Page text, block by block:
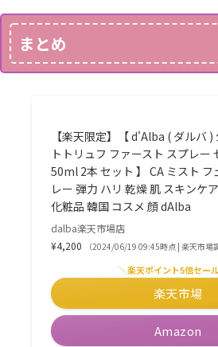
まとめ
【楽天限定】【 d'Alba ( ダルバ )
トトリュフ ファースト スプレー
50ml 2本 セット 】 CA ミスト フ
レー 弾力 ハリ 乾燥 肌 スキンケ
化粧品 韓国 コスメ 顔 dAlba
dalba楽天市場店
¥4,200
（2024/06/19 09:45時点 | 楽天市場
Amazon
＼楽天ポイント5倍セー
楽天市場